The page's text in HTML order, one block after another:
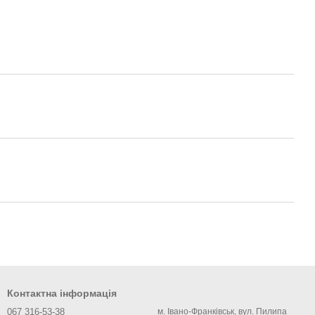
Контактна інформація
067 316-53-38 м. Івано-Франківськ, вул. Пилипа